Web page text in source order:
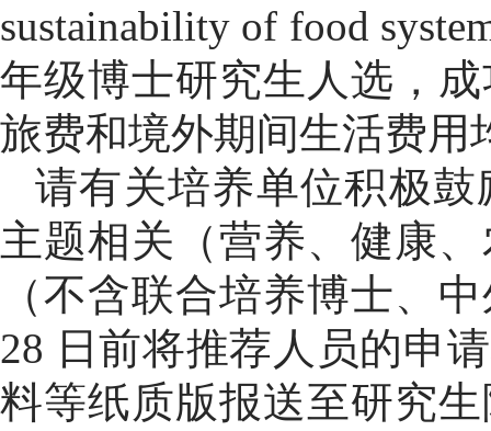
sustainability of food
年级博士研究生人选，
旅费和境外期间生活费用
请有关培养单位积极
主题相关（营养、健康
（不含联合培养博士、
28 日前将推荐人员的申
料等纸质版报送至研究